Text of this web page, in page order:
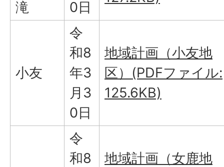
滝
0日
小友
令
和8
年3
月3
0日
地域計画（小友地
区）(PDFファイル:
125.6KB)
令
和8
地域計画（女鹿地